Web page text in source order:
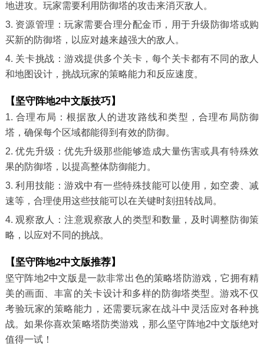
地进攻。玩家需要利用防御塔的攻击来消灭敌人。
3. 资源管理：玩家需要合理分配金币，用于升级防御塔或购
买新的防御塔，以应对越来越强大的敌人。
4. 关卡挑战：游戏提供多个关卡，每个关卡都有不同的敌人
和地图设计，挑战玩家的策略能力和反应速度。
【坚守阵地2中文版技巧】
1. 合理布局：根据敌人的进攻路线和类型，合理布局防御
塔，确保每个区域都能得到有效的防御。
2. 优先升级：优先升级那些能够造成大量伤害或具有特殊效
果的防御塔，以提高整体防御能力。
3. 利用技能：游戏中有一些特殊技能可以使用，如空袭、减
速等，合理使用这些技能可以在关键时刻扭转战局。
4. 观察敌人：注意观察敌人的类型和数量，及时调整防御策
略，以应对不同的挑战。
【坚守阵地2中文版推荐】
坚守阵地2中文版是一款非常出色的策略塔防游戏，它拥有精
美的画面、丰富的关卡设计和多样的防御塔类型。游戏不仅
考验玩家的策略能力，还需要玩家在战斗中灵活应对各种挑
战。如果你喜欢策略塔防类游戏，那么坚守阵地2中文版绝对
值得一试！